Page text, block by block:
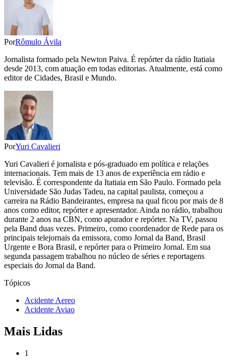
PorRômulo Ávila
Jornalista formado pela Newton Paiva. É repórter da rádio Itatiaia
desde 2013, com atuação em todas editorias. Atualmente, está como
editor de Cidades, Brasil e Mundo.
PorYuri Cavalieri
Yuri Cavalieri é jornalista e pós-graduado em política e relações
internacionais. Tem mais de 13 anos de experiência em rádio e
televisão. É correspondente da Itatiaia em São Paulo. Formado pela
Universidade São Judas Tadeu, na capital paulista, começou a
carreira na Rádio Bandeirantes, empresa na qual ficou por mais de 8
anos como editor, repórter e apresentador. Ainda no rádio, trabalhou
durante 2 anos na CBN, como apurador e repórter. Na TV, passou
pela Band duas vezes. Primeiro, como coordenador de Rede para os
principais telejornais da emissora, como Jornal da Band, Brasil
Urgente e Bora Brasil, e repórter para o Primeiro Jornal. Em sua
segunda passagem trabalhou no núcleo de séries e reportagens
especiais do Jornal da Band.
Tópicos
Acidente Aereo
Acidente Aviao
Mais Lidas
1